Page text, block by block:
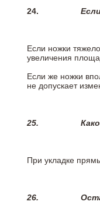
24.
Если ножки
увеличения
Если же ножки
не допускает
25.
При укладке
26.